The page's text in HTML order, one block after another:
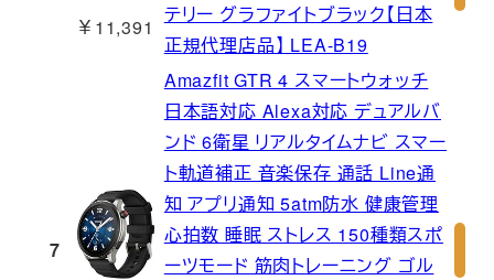
￥11,391
テリー グラファイトブラック【日本
正規代理店品】 LEA-B19
7
Amazfit GTR 4 スマートウォッチ
日本語対応 Alexa対応 デュアルバ
ンド 6衛星 リアルタイムナビ スマー
ト軌道補正 音楽保存 通話 Line通
知 アプリ通知 5atm防水 健康管理
心拍数 睡眠 ストレス 150種類スポ
ーツモード 筋肉トレーニング ゴル